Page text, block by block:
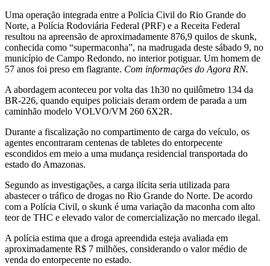
Uma operação integrada entre a Polícia Civil do Rio Grande do
Norte, a Polícia Rodoviária Federal (PRF) e a Receita Federal
resultou na apreensão de aproximadamente 876,9 quilos de skunk,
conhecida como “supermaconha”, na madrugada deste sábado 9, no
município de Campo Redondo, no interior potiguar. Um homem de
57 anos foi preso em flagrante. Com informações do Agora RN.
A abordagem aconteceu por volta das 1h30 no quilômetro 134 da
BR-226, quando equipes policiais deram ordem de parada a um
caminhão modelo VOLVO/VM 260 6X2R.
Durante a fiscalização no compartimento de carga do veículo, os
agentes encontraram centenas de tabletes do entorpecente
escondidos em meio a uma mudança residencial transportada do
estado do Amazonas.
Segundo as investigações, a carga ilícita seria utilizada para
abastecer o tráfico de drogas no Rio Grande do Norte. De acordo
com a Polícia Civil, o skunk é uma variação da maconha com alto
teor de THC e elevado valor de comercialização no mercado ilegal.
A polícia estima que a droga apreendida esteja avaliada em
aproximadamente R$ 7 milhões, considerando o valor médio de
venda do entorpecente no estado.